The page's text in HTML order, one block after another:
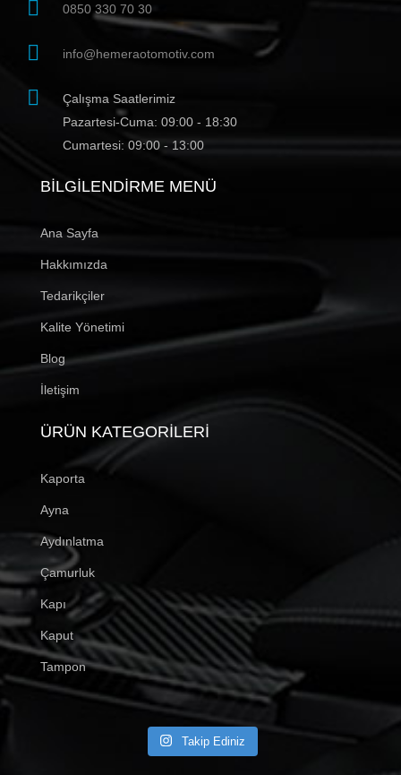
0850 330 70 30
info@hemeraotomotiv.com
Çalışma Saatlerimiz
Pazartesi-Cuma: 09:00 - 18:30
Cumartesi: 09:00 - 13:00
BILGILENDIRME MENÜ
Ana Sayfa
Hakkımızda
Tedarikçiler
Kalite Yönetimi
Blog
İletişim
ÜRÜN KATEGORILERI
Kaporta
Ayna
Aydınlatma
Çamurluk
Kapı
Kaput
Tampon
Takip Ediniz